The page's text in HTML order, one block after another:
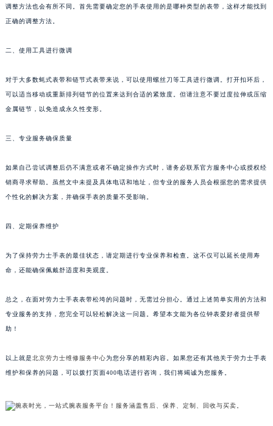
调整方法也会有所不同。首先需要确定您的手表使用的是哪种类型的表带，这样才能找到
正确的调整方法。
二、使用工具进行微调
对于大多数蚝式表带和链节式表带来说，可以使用螺丝刀等工具进行微调。打开扣环后，
可以适当移动或重新排列链节的位置来达到合适的紧致度。但请注意不要过度拉伸或压缩
金属链节，以免造成永久性变形。
三、专业服务确保质量
如果自己尝试调整后仍不满意或者不确定操作方式时，请务必联系官方服务中心或授权经
销商寻求帮助。虽然文中未提及具体电话和地址，但专业的服务人员会根据您的需求提供
个性化的解决方案，并确保手表的质量不受影响。
四、定期保养维护
为了保持劳力士手表的最佳状态，请定期进行专业保养和检查。这不仅可以延长使用寿
命，还能确保佩戴舒适度和美观度。
总之，在面对劳力士手表表带松垮的问题时，无需过分担心。通过上述简单实用的方法和
专业服务的支持，您完全可以轻松解决这一问题。希望本文能为各位钟表爱好者提供帮
助！
以上就是北京劳力士维修服务中心为您分享的精彩内容。如果您还有其他关于劳力士手表
维护和保养的问题，可以拨打页面400电话进行咨询，我们将竭诚为您服务。